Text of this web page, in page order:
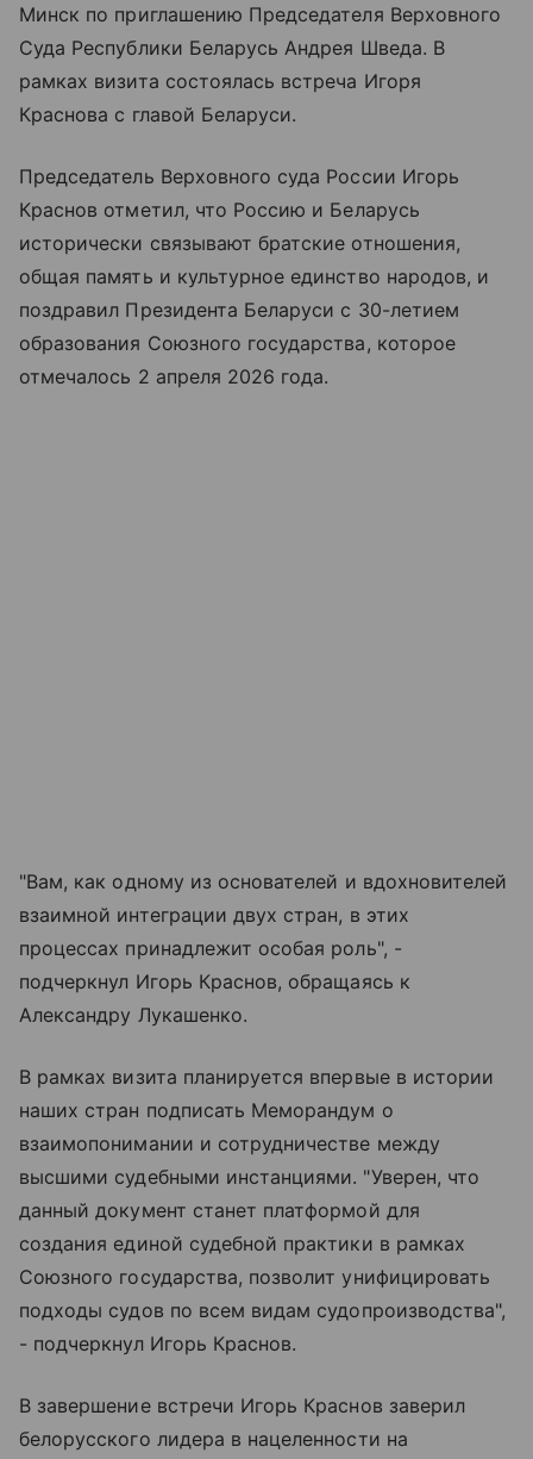
Минск по приглашению Председателя Верховного
Суда Республики Беларусь Андрея Шведа. В
рамках визита состоялась встреча Игоря
Краснова с главой Беларуси.
Председатель Верховного суда России Игорь
Краснов отметил, что Россию и Беларусь
исторически связывают братские отношения,
общая память и культурное единство народов, и
поздравил Президента Беларуси с 30-летием
образования Союзного государства, которое
отмечалось 2 апреля 2026 года.
"Вам, как одному из основателей и вдохновителей
взаимной интеграции двух стран, в этих
процессах принадлежит особая роль", -
подчеркнул Игорь Краснов, обращаясь к
Александру Лукашенко.
В рамках визита планируется впервые в истории
наших стран подписать Меморандум о
взаимопонимании и сотрудничестве между
высшими судебными инстанциями. "Уверен, что
данный документ станет платформой для
создания единой судебной практики в рамках
Союзного государства, позволит унифицировать
подходы судов по всем видам судопроизводства",
- подчеркнул Игорь Краснов.
В завершение встречи Игорь Краснов заверил
белорусского лидера в нацеленности на